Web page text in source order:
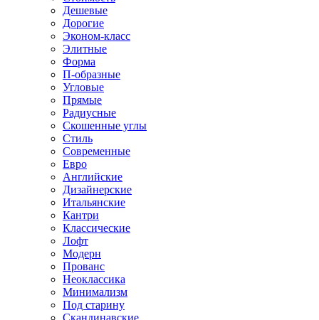
Дешевые
Дорогие
Эконом-класс
Элитные
Форма
П-образные
Угловые
Прямые
Радиусные
Скошенные углы
Стиль
Современные
Евро
Английские
Дизайнерские
Итальянские
Кантри
Классические
Лофт
Модерн
Прованс
Неоклассика
Минимализм
Под старину
Скандинавские